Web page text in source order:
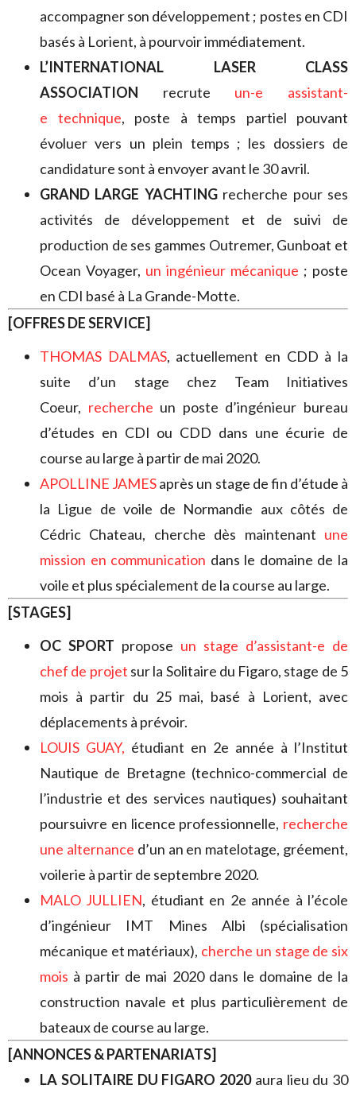
accompagner son développement ; postes en CDI
basés à Lorient, à pourvoir immédiatement.
L’INTERNATIONAL LASER CLASS
ASSOCIATION recrute un-e assistant-
e technique, poste à temps partiel pouvant
évoluer vers un plein temps ; les dossiers de
candidature sont à envoyer avant le 30 avril.
GRAND LARGE YACHTINGrecherche pour ses
activités de développement et de suivi de
production de ses gammes Outremer, Gunboat et
Ocean Voyager, un ingénieur mécanique ; poste
en CDI basé à La Grande-Motte.
[OFFRES DE SERVICE]
THOMAS DALMAS, actuellement en CDD à la
suite d’un stage chez Team Initiatives
Coeur, recherche un poste d’ingénieur bureau
d’études en CDI ou CDD dans une écurie de
course au large à partir de mai 2020.
APOLLINE JAMESaprès un stage de fin d’étude à
la Ligue de voile de Normandie aux côtés de
Cédric Chateau, cherche dès maintenant une
mission en communication dans le domaine de la
voile et plus spécialement de la course au large.
[STAGES]
OC SPORT propose un stage d’assistant-e de
chef de projet sur la Solitaire du Figaro, stage de 5
mois à partir du 25 mai, basé à Lorient, avec
déplacements à prévoir.
LOUIS GUAY, étudiant en 2e année à l’Institut
Nautique de Bretagne (technico-commercial de
l’industrie et des services nautiques) souhaitant
poursuivre en licence professionnelle, recherche
une alternance d’un an en matelotage, gréement,
voilerie à partir de septembre 2020.
MALO JULLIEN, étudiant en 2e année à l’école
d’ingénieur IMT Mines Albi (spécialisation
mécanique et matériaux), cherche un stage de six
mois à partir de mai 2020 dans le domaine de la
construction navale et plus particulièrement de
bateaux de course au large.
[ANNONCES & PARTENARIATS]
LA SOLITAIRE DU FIGARO 2020aura lieu du 30